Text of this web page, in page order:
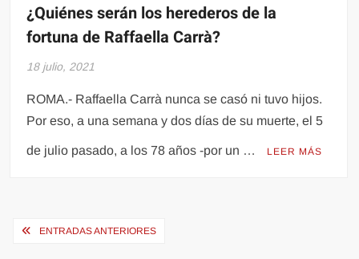
¿Quiénes serán los herederos de la
fortuna de Raffaella Carrà?
18 julio, 2021
ROMA.- Raffaella Carrà nunca se casó ni tuvo hijos.
Por eso, a una semana y dos días de su muerte, el 5
de julio pasado, a los 78 años -por un … LEER MÁS
Navegación
ENTRADAS ANTERIORES